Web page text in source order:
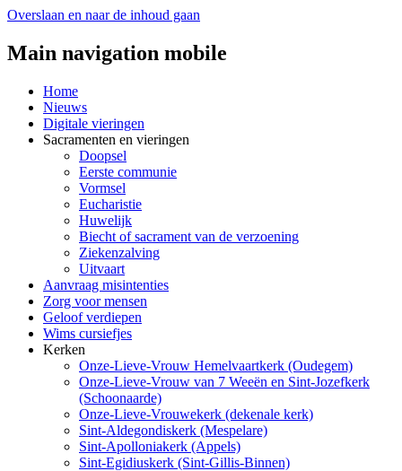
Overslaan en naar de inhoud gaan
Main navigation mobile
Home
Nieuws
Digitale vieringen
Sacramenten en vieringen
Doopsel
Eerste communie
Vormsel
Eucharistie
Huwelijk
Biecht of sacrament van de verzoening
Ziekenzalving
Uitvaart
Aanvraag misintenties
Zorg voor mensen
Geloof verdiepen
Wims cursiefjes
Kerken
Onze-Lieve-Vrouw Hemelvaartkerk (Oudegem)
Onze-Lieve-Vrouw van 7 Weeën en Sint-Jozefkerk
(Schoonaarde)
Onze-Lieve-Vrouwekerk (dekenale kerk)
Sint-Aldegondiskerk (Mespelare)
Sint-Apolloniakerk (Appels)
Sint-Egidiuskerk (Sint-Gillis-Binnen)